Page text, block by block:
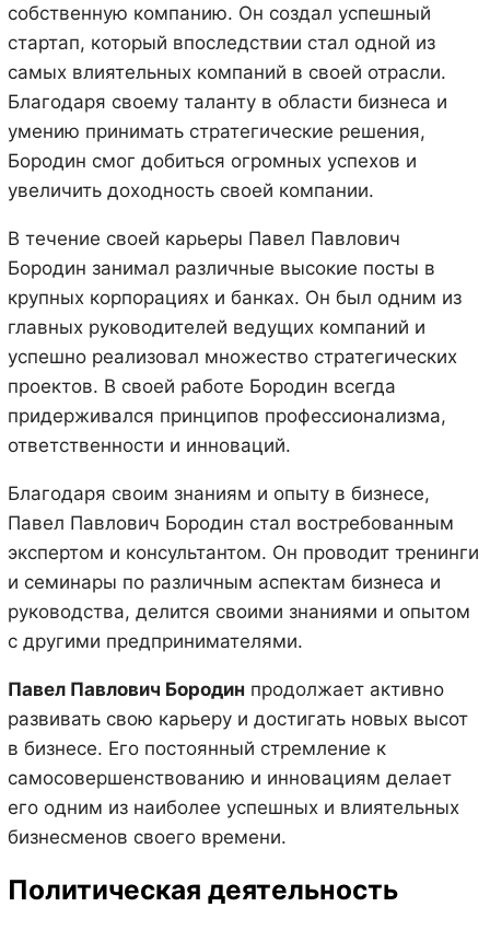
собственную компанию. Он создал успешный
стартап, который впоследствии стал одной из
самых влиятельных компаний в своей отрасли.
Благодаря своему таланту в области бизнеса и
умению принимать стратегические решения,
Бородин смог добиться огромных успехов и
увеличить доходность своей компании.
В течение своей карьеры Павел Павлович
Бородин занимал различные высокие посты в
крупных корпорациях и банках. Он был одним из
главных руководителей ведущих компаний и
успешно реализовал множество стратегических
проектов. В своей работе Бородин всегда
придерживался принципов профессионализма,
ответственности и инноваций.
Благодаря своим знаниям и опыту в бизнесе,
Павел Павлович Бородин стал востребованным
экспертом и консультантом. Он проводит тренинги
и семинары по различным аспектам бизнеса и
руководства, делится своими знаниями и опытом
с другими предпринимателями.
Павел Павлович Бородин продолжает активно
развивать свою карьеру и достигать новых высот
в бизнесе. Его постоянный стремление к
самосовершенствованию и инновациям делает
его одним из наиболее успешных и влиятельных
бизнесменов своего времени.
Политическая деятельность